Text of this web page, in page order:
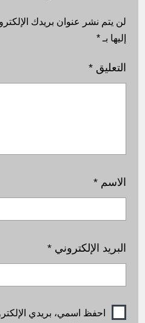
لن يتم نشر عنوان بريدك
إليها بـ*
التعليق*
الاسم*
البريد الإلكتروني*
احفظ اسمي، بريدي